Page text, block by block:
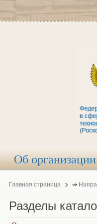
Об организации
Главная страница ⇒
Разделы